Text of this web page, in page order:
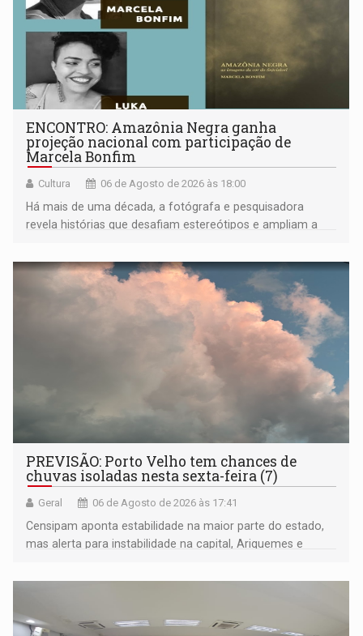
ENCONTRO: Amazônia Negra ganha
projeção nacional com participação de
Marcela Bonfim
Cultura 06 de Agosto de 2026 às 18:00
Há mais de uma década, a fotógrafa e pesquisadora
revela histórias que desafiam estereótipos e ampliam a
negras
PREVISÃO: Porto Velho tem chances de
chuvas isoladas nesta sexta-feira (7)
Geral 06 de Agosto de 2026 às 17:41
Censipam aponta estabilidade na maior parte do estado,
mas alerta para instabilidade na capital, Ariquemes e